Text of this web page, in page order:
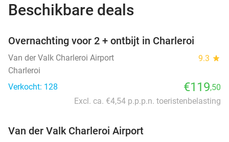
Beschikbare deals
Overnachting voor 2 + ontbijt in Charleroi
Van der Valk Charleroi Airport 9.3 star
Charleroi
Verkocht: 128
€119,50
Excl. ca. €4,54 p.p.p.n. toeristenbelasting
Van der Valk Charleroi Airport